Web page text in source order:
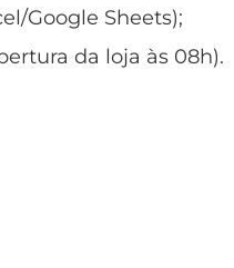
Google Sheets);
da loja às 08h).